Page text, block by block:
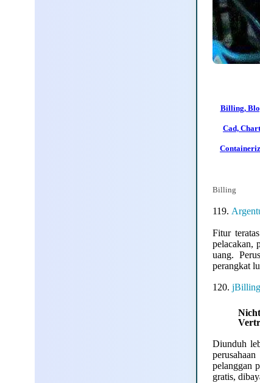
Billing,
Cad,
Billing
119.
Fitur
pelacakan,
uang.
perangkat
120. jBilling
Diunduh
pelanggan
gratis,